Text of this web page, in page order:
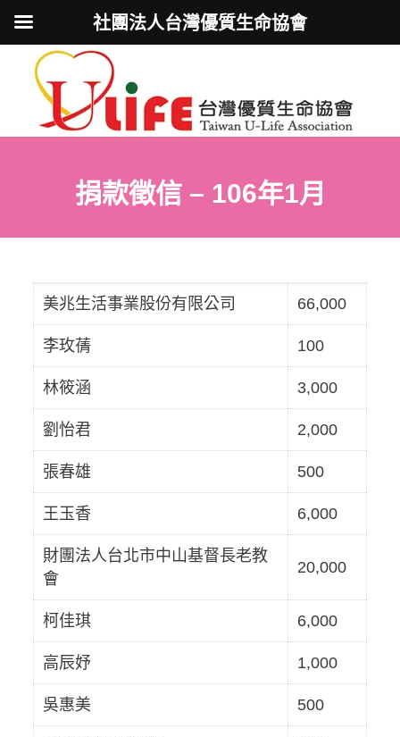
捐款徵信 – 106年1月
美兆生活事業股份有限公司 66,000
李玫蒨 100
林筱涵 3,000
劉怡君 2,000
張春雄 500
王玉香 6,000
財團法人台北市中山基督長老教
會
20,000
柯佳琪 6,000
高辰妤 1,000
吳惠美 500
社團法人台灣優質生命協會